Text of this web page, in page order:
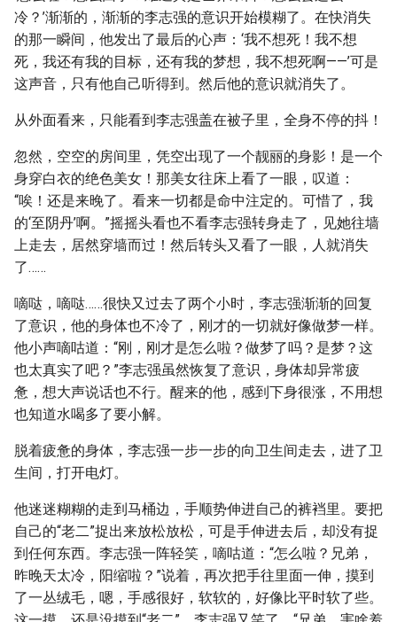
冷？’渐渐的，渐渐的李志强的意识开始模糊了。在快消失
的那一瞬间，他发出了最后的心声：‘我不想死！我不想
死，我还有我的目标，还有我的梦想，我不想死啊——’可是
这声音，只有他自己听得到。然后他的意识就消失了。
从外面看来，只能看到李志强盖在被子里，全身不停的抖！
忽然，空空的房间里，凭空出现了一个靓丽的身影！是一个
身穿白衣的绝色美女！那美女往床上看了一眼，叹道：
“唉！还是来晚了。看来一切都是命中注定的。可惜了，我
的‘至阴丹’啊。”摇摇头看也不看李志强转身走了，见她往墙
上走去，居然穿墙而过！然后转头又看了一眼，人就消失
了……
嘀哒，嘀哒……很快又过去了两个小时，李志强渐渐的回复
了意识，他的身体也不冷了，刚才的一切就好像做梦一样。
他小声嘀咕道：“刚，刚才是怎么啦？做梦了吗？是梦？这
也太真实了吧？”李志强虽然恢复了意识，身体却异常疲
惫，想大声说话也不行。醒来的他，感到下身很涨，不用想
也知道水喝多了要小解。
脱着疲惫的身体，李志强一步一步的向卫生间走去，进了卫
生间，打开电灯。
他迷迷糊糊的走到马桶边，手顺势伸进自己的裤裆里。要把
自己的“老二”捉出来放松放松，可是手伸进去后，却没有捉
到任何东西。李志强一阵轻笑，嘀咕道：“怎么啦？兄弟，
昨晚天太冷，阳缩啦？”说着，再次把手往里面一伸，摸到
了一丛绒毛，嗯，手感很好，软软的，好像比平时软了些。